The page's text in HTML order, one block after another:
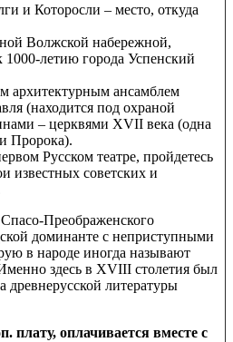
и Которосли – место, откуда
Волжской набережной,
1000-летию города Успенский
архитектурным ансамблем
(находится под охраной
– церквями XVII века (одна
Пророка).
Русском театре, пройдетесь
известных советских и
Преображенского
доминанте с неприступными
в народе иногда называют
здесь в XVIII столетия был
древнерусской литературы
плату, оплачивается вместе с